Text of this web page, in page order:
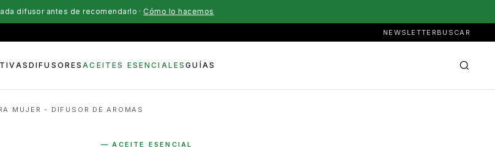
difusor antes de recomendarlo · Cómo lo hacemos
NEWSLETTER BUSCAR
DIFUSORESACEITES ESENCIALESGUÍAS
MUJER - DIFUSOR DE AROMAS
— ACEITE ESENCIAL